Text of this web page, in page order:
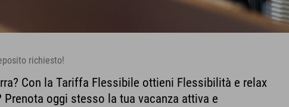
richiesto!
Con la Tariffa Flessibile ottieni Flessibilità e relax
oggi stesso la tua vacanza attiva e